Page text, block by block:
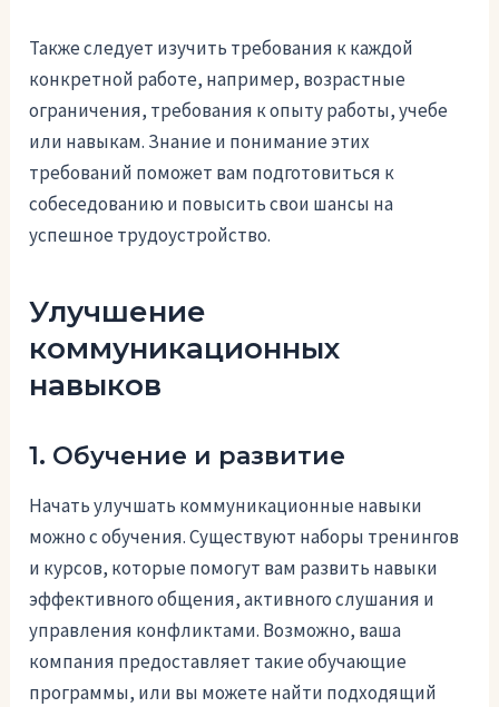
Также следует изучить требования к каждой
конкретной работе, например, возрастные
ограничения, требования к опыту работы, учебе
или навыкам. Знание и понимание этих
требований поможет вам подготовиться к
собеседованию и повысить свои шансы на
успешное трудоустройство.
Улучшение
коммуникационных
навыков
1. Обучение и развитие
Начать улучшать коммуникационные навыки
можно с обучения. Существуют наборы тренингов
и курсов, которые помогут вам развить навыки
эффективного общения, активного слушания и
управления конфликтами. Возможно, ваша
компания предоставляет такие обучающие
программы, или вы можете найти подходящий